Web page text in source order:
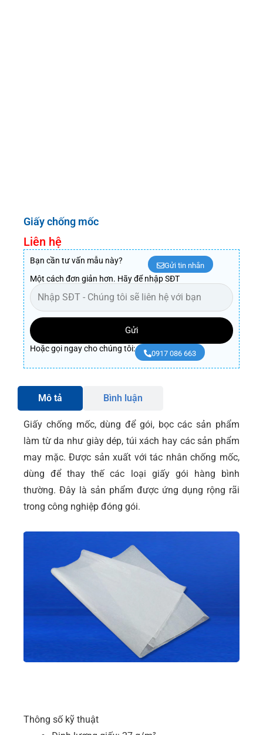
Giấy chống mốc
Liên hệ
Bạn cần tư vấn mẫu này?
Gửi tin nhắn
Một cách đơn giản hơn. Hãy để nhập SĐT
Gửi
Hoặc gọi ngay cho chúng tôi:
0917 086 663
Mô tả Bình luận
Giấy chống mốc, dùng để gói, bọc các sản phẩm
làm từ da như giày dép, túi xách hay các sản phẩm
may mặc. Được sản xuất với tác nhân chống mốc,
dùng để thay thế các loại giấy gói hàng bình
thường. Đây là sản phẩm được ứng dụng rộng rãi
trong công nghiệp đóng gói.
Thông số kỹ thuật